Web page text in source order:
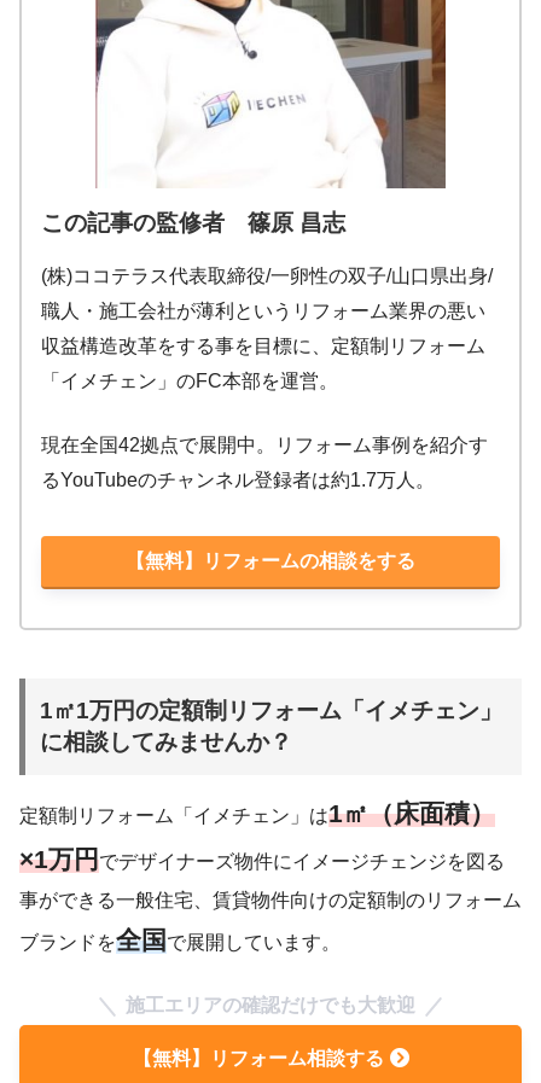
この記事の監修者 篠原 昌志
(株)ココテラス代表取締役/一卵性の双子/山口県出身/
職人・施工会社が薄利というリフォーム業界の悪い
収益構造改革をする事を目標に、定額制リフォーム
「イメチェン」のFC本部を運営。
現在全国42拠点で展開中。リフォーム事例を紹介す
るYouTubeのチャンネル登録者は約1.7万人。
【無料】リフォームの相談をする
1㎡1万円の定額制リフォーム「イメチェン」
に相談してみませんか？
定額制リフォーム「イメチェン」は1㎡（床面積）
×1万円でデザイナーズ物件にイメージチェンジを図る
事ができる一般住宅、賃貸物件向けの定額制のリフォーム
ブランドを全国で展開しています。
施工エリアの確認だけでも大歓迎
【無料】リフォーム相談する